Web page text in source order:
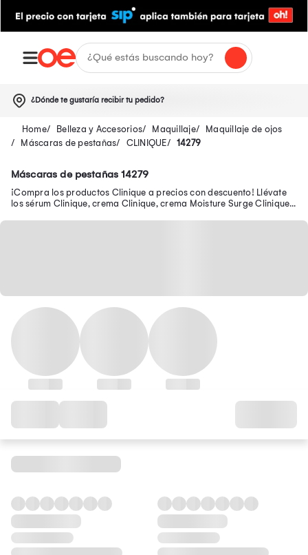
¿Dónde te gustaría recibir tu pedido?
Belleza y Accesorios Maquillaje
Maquillaje de ojos
Máscaras de pestañas
CLINIQUE 14279
Máscaras de pestañas 14279
¡Compra los productos Clinique a precios con descuento! Llévate
los sérum Clinique, crema Clinique, crema Moisture Surge Clinique,